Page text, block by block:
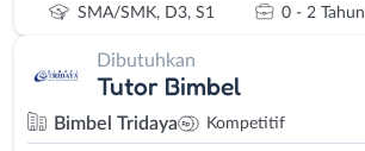
SMA/SMK, D3, S1 0 - 2 Tahun
Dibutuhkan
Tutor Bimbel
Bimbel Tridaya Kompetitif